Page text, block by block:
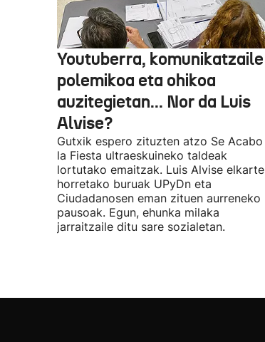
Youtuberra, komunikatzaile
polemikoa eta ohikoa
auzitegietan... Nor da Luis
Alvise?
Gutxik espero zituzten atzo Se Acabo
la Fiesta ultraeskuineko taldeak
lortutako emaitzak. Luis Alvise elkarte
horretako buruak UPyDn eta
Ciudadanosen eman zituen aurreneko
pausoak. Egun, ehunka milaka
jarraitzaile ditu sare sozialetan.